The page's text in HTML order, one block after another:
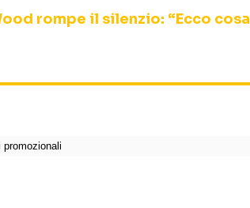
rompe il silenzio: “Ecco cosa